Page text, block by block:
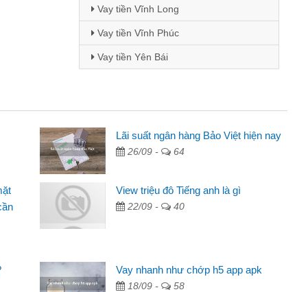
Vay tiền Vĩnh Long
Vay tiền Vĩnh Phúc
Vay tiền Yên Bái
Lan - Sinh viên
Tôi biết đến thông qua quảng cáo trên facebook. Tôi là
viên nên cần đóng tiền nhà, sinh nhật bạn bè, mà đọc
thủ tục nhanh gọn nên tôi quyết định vay
Minh Chánh
có 2 triệu để giải quyết việc riêng, trong 1-2 ngày tôi trả
thôi. Cảm ơn đã giúp tôi kịp thời và nhanh chóng
Lãi suất ngân hàng Bảo Việt hiện nay
26/09 - 64
View triệu đô Tiếng anh là gì
22/09 - 40
Vay nhanh như chớp h5 app apk
18/09 - 58